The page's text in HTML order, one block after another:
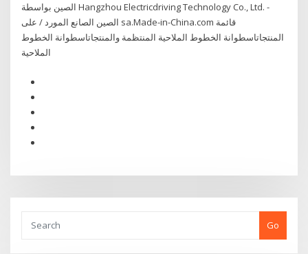
الصين بواسطة Hangzhou Electricdriving Technology Co., Ltd. -
الصين الصانع المورد / على sa.Made-in-China.com قائمة
المنتجاتاسطوانة الخطوط الملاحية المنتظمة والمنتجاتاسطوانة الخطوط
الملاحية
Go